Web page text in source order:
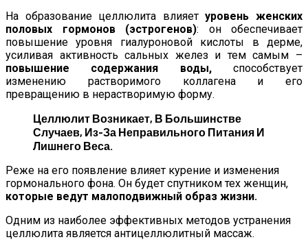
На образование целлюлита влияетуровень женских
половых гормонов (эстрогенов): он обеспечивает
повышение уровня гиалуроновой кислоты в дерме,
усиливая активность сальных желез и тем самым –
повышение содержания воды,способствует
изменению растворимого коллагена и его
превращению в нерастворимую форму.
Целлюлит Возникает, В Большинстве
Случаев, Из-За Неправильного Питания И
Лишнего Веса.
Реже на его появление влияет курение и изменения
гормонального фона. Он будет спутником тех женщин,
которые ведут малоподвижный образ жизни.
Одним из наиболее эффективных методов устранения
целлюлита является антицеллюлитный массаж.